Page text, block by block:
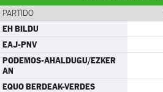
PARTIDO
EH BILDU
EAJ-PNV
PODEMOS-AHALDUGU/EZKER
AN
EQUO BERDEAK-VERDES